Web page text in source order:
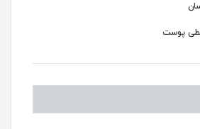
پوست